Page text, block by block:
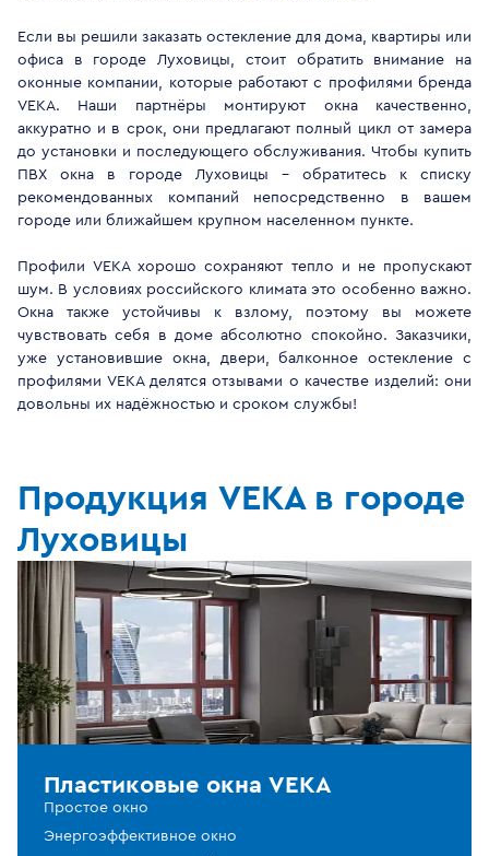
Если вы решили заказать остекление для дома, квартиры или
офиса в городе Луховицы, стоит обратить внимание на
оконные компании, которые работают с профилями бренда
VEKA. Наши партнёры монтируют окна качественно,
аккуратно и в срок, они предлагают полный цикл от замера
до установки и последующего обслуживания. Чтобы купить
ПВХ окна в городе Луховицы - обратитесь к списку
рекомендованных компаний непосредственно в вашем
городе или ближайшем крупном населенном пункте.
Профили VEKA хорошо сохраняют тепло и не пропускают
шум. В условиях российского климата это особенно важно.
Окна также устойчивы к взлому, поэтому вы можете
чувствовать себя в доме абсолютно спокойно. Заказчики,
уже установившие окна, двери, балконное остекление с
профилями VEKA делятся отзывами о качестве изделий: они
довольны их надёжностью и сроком службы!
Продукция VEKA в городе
Луховицы
Пластиковые окна VEKA
Простое окно
Энергоэффективное окно